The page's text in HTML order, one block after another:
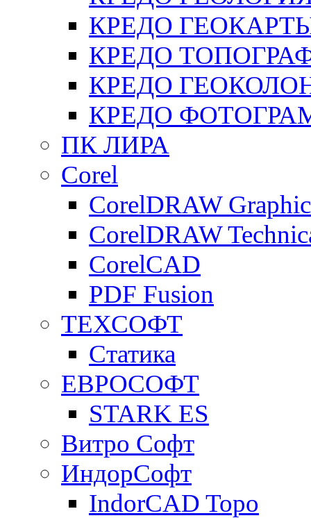
КРЕДО
КРЕДО
КРЕДО
КРЕДО
ПК ЛИРА
Corel
CorelDRAW
CorelDRAW
CorelCAD
PDF Fusion
ТЕХСОФТ
Статика
ЕВРОСОФТ
STARK ES
Витро Софт
ИндорСофт
IndorCAD Topo